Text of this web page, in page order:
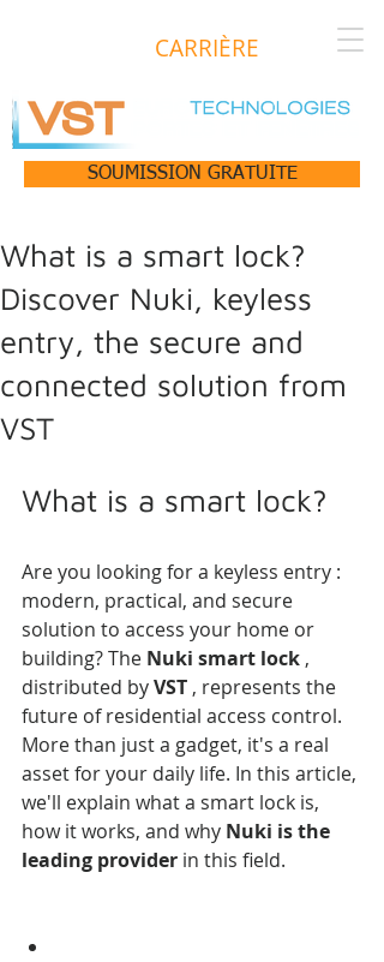
CARRIÈRE
SOUMISSION GRATUITE
What is a smart lock?
Discover Nuki, keyless
entry, the secure and
connected solution from
VST
What is a smart lock?
Are you looking for a keyless entry :
modern, practical, and secure
solution to access your home or
building? The Nuki smart lock ,
distributed by VST , represents the
future of residential access control.
More than just a gadget, it's a real
asset for your daily life. In this article,
we'll explain what a smart lock is,
how it works, and why Nuki is the
leading provider in this field.